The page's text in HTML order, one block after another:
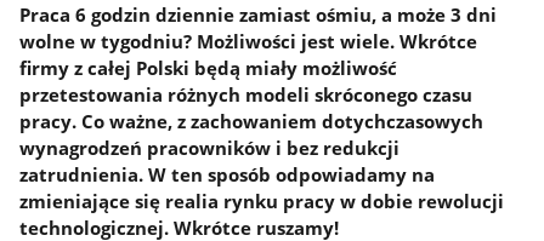
Praca 6 godzin dziennie zamiast ośmiu, a może 3 dni
wolne w tygodniu? Możliwości jest wiele. Wkrótce
firmy z całej Polski będą miały możliwość
przetestowania różnych modeli skróconego czasu
pracy. Co ważne, z zachowaniem dotychczasowych
wynagrodzeń pracowników i bez redukcji
zatrudnienia. W ten sposób odpowiadamy na
zmieniające się realia rynku pracy w dobie rewolucji
technologicznej. Wkrótce ruszamy!